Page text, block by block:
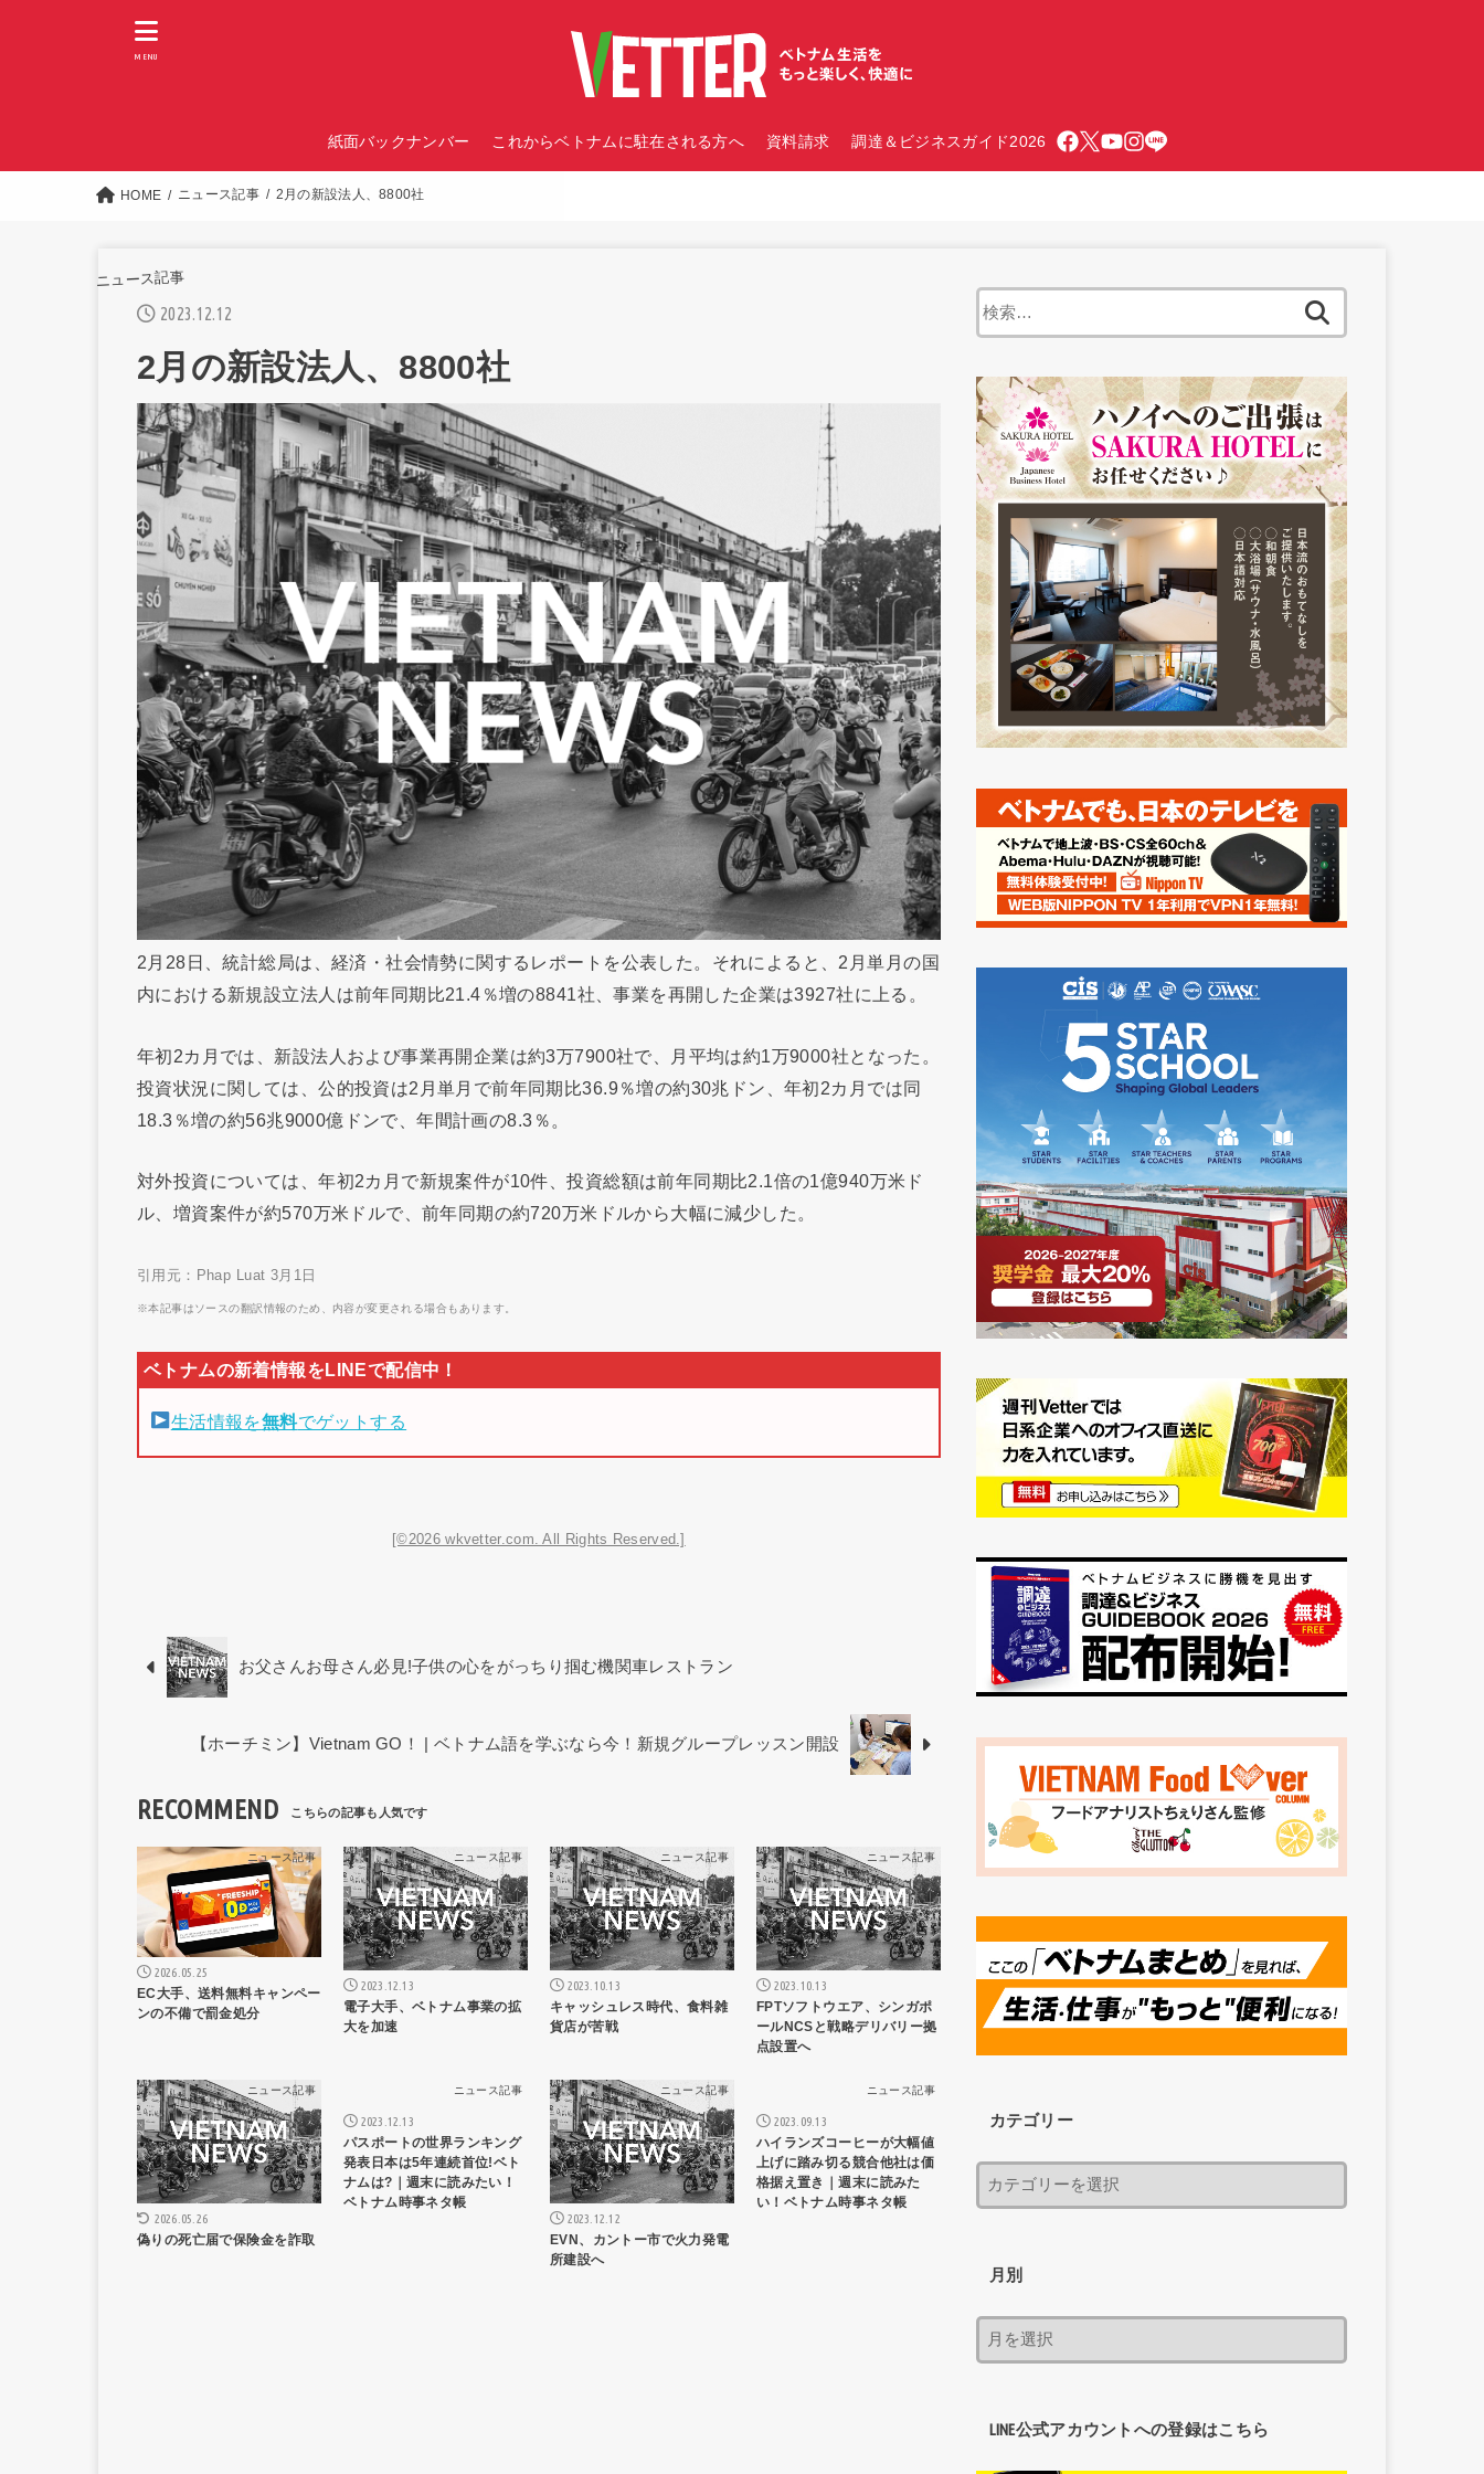
紙面バックナンバー これからベトナムに駐在される方へ 資料請求 調達＆ビジネスガイド2026
MENU
HOME ニュース記事 2月の新設法人、8800社
ニュース記事
2023.12.12
2月の新設法人、8800社
2月28日、統計総局は、経済・社会情勢に関するレポートを公表した。それによると、2月単月の国
内における新規設立法人は前年同期比21.4％増の8841社、事業を再開した企業は3927社に上る。
年初2カ月では、新設法人および事業再開企業は約3万7900社で、月平均は約1万9000社となった。
投資状況に関しては、公的投資は2月単月で前年同期比36.9％増の約30兆ドン、年初2カ月では同
18.3％増の約56兆9000億ドンで、年間計画の8.3％。
対外投資については、年初2カ月で新規案件が10件、投資総額は前年同期比2.1倍の1億940万米ド
ル、増資案件が約570万米ドルで、前年同期の約720万米ドルから大幅に減少した。
引用元：Phap Luat 3月1日
※本記事はソースの翻訳情報のため、内容が変更される場合もあります。
生活情報を無料でゲットする
[©2026 wkvetter.com. All Rights Reserved.]
お父さんお母さん必見!子供の心をがっちり掴む機関車レストラン
【ホーチミン】Vietnam GO！ | ベトナム語を学ぶなら今！新規グループレッスン開設
RECOMMEND
ニュース記事
2026.05.25
EC大手、送料無料キャンペー
ンの不備で罰金処分
ニュース記事
2023.12.13
電子大手、ベトナム事業の拡
大を加速
ニュース記事
2023.10.13
キャッシュレス時代、食料雑
貨店が苦戦
ニュース記事
2023.10.13
FPTソフトウエア、シンガポ
ールNCSと戦略デリバリー拠
点設置へ
ニュース記事
2026.05.26
偽りの死亡届で保険金を詐取
ニュース記事
2023.12.13
パスポートの世界ランキング
発表日本は5年連続首位!ベト
ナムは?｜週末に読みたい！
ベトナム時事ネタ帳
ニュース記事
2023.12.12
EVN、カントー市で火力発電
所建設へ
ニュース記事
2023.09.13
ハイランズコーヒーが大幅値
上げに踏み切る競合他社は価
格据え置き｜週末に読みた
い！ベトナム時事ネタ帳
カテゴリー
月別
LINE公式アカウントへの登録はこちら